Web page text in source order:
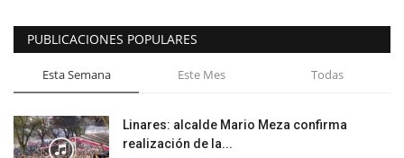
PUBLICACIONES POPULARES
Esta Semana Este Mes Todas
Linares: alcalde Mario Meza confirma
realización de la...